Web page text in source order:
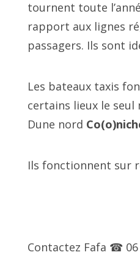
tournent toute
rapport aux lignes
passagers. Ils sont
Les bateaux taxis
certains lieux le seul
Dune nord
Ils fonctionnent sur
Contactez Fafa ☎